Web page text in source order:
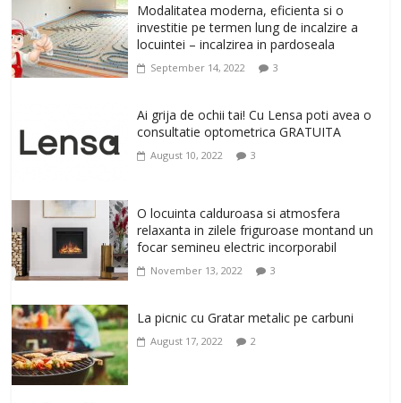
alegere buna, Oglinda de baie cu mărire
și iluminare LED
February 20, 2026 0
un corp sanatos si armonios dezvoltat,
cu Flexor Fitness-dispozitiv pentru
Un ten regenerat, fara riduri. Crema
antirid Ivatherm pentru o piele neteda si
elastica.
February 6, 2026 0
Modalitatea moderna, eficienta si o
investitie pe termen lung de incalzire a
locuintei – incalzirea in pardoseala
September 14, 2022 3
Ai grija de ochii tai! Cu Lensa poti avea o
consultatie optometrica GRATUITA
August 10, 2022 3
O locuinta calduroasa si atmosfera
relaxanta in zilele friguroase montand un
focar semineu electric incorporabil
November 13, 2022 3
La picnic cu Gratar metalic pe carbuni
August 17, 2022 2